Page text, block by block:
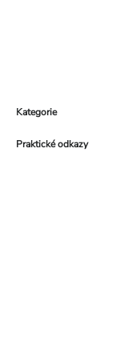
Kategorie
Praktické odkazy